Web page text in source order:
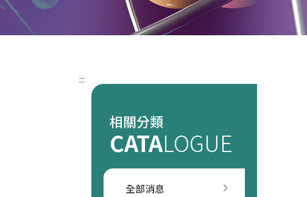
:::
相關分類
CATALOGUE
全部消息